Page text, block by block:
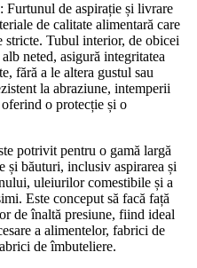
Furtunul de aspirație și livrare
de calitate alimentară care
stricte. Tubul interior, de obicei
neted, asigură integritatea
fără a le altera gustul sau
la abraziune, intemperii
o protecție și o
potrivit pentru o gamă largă
și băuturi, inclusiv aspirarea și
uleiurilor comestibile și a
Este conceput să facă față
de înaltă presiune, fiind ideal
a alimentelor, fabrici de
de îmbuteliere.